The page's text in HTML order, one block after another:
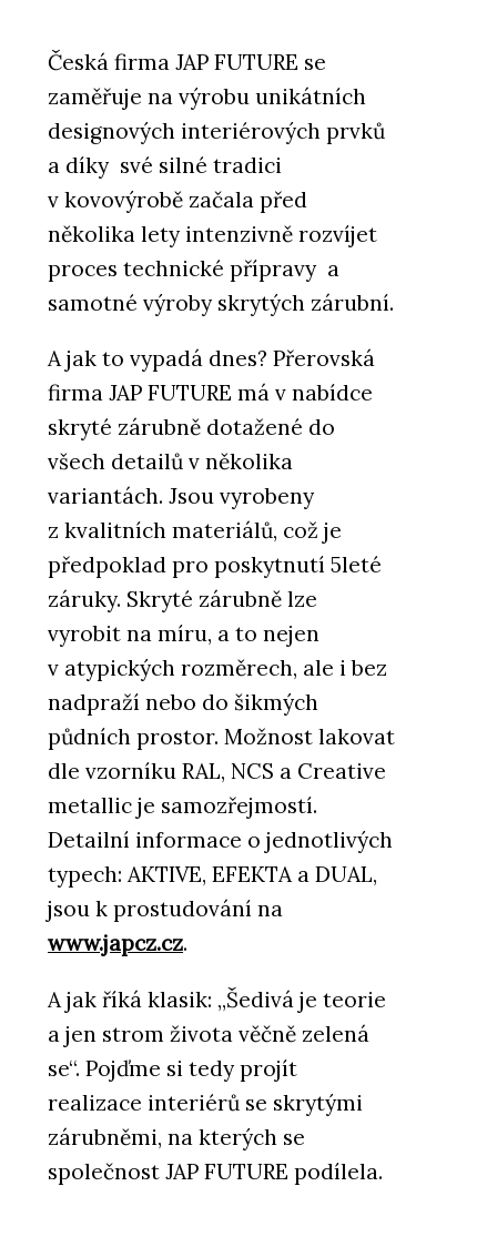
Česká firma JAP FUTURE se
zaměřuje na výrobu unikátních
designových interiérových prvků
a díky své silné tradici
v kovovýrobě začala před
několika lety intenzivně rozvíjet
proces technické přípravy a
samotné výroby skrytých zárubní.
A jak to vypadá dnes? Přerovská
firma JAP FUTURE má v nabídce
skryté zárubně dotažené do
všech detailů v několika
variantách. Jsou vyrobeny
z kvalitních materiálů, což je
předpoklad pro poskytnutí 5leté
záruky. Skryté zárubně lze
vyrobit na míru, a to nejen
v atypických rozměrech, ale i bez
nadpraží nebo do šikmých
půdních prostor. Možnost lakovat
dle vzorníku RAL, NCS a Creative
metallic je samozřejmostí.
Detailní informace o jednotlivých
typech: AKTIVE, EFEKTA a DUAL,
jsou k prostudování na
www.japcz.cz.
A jak říká klasik: „Šedivá je teorie
a jen strom života věčně zelená
se“. Pojďme si tedy projít
realizace interiérů se skrytými
zárubněmi, na kterých se
společnost JAP FUTURE podílela.